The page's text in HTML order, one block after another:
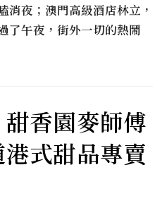
消夜；澳門高級酒店林立，
了午夜，街外一切的熱鬧
甜香園麥師傅
式甜品專賣